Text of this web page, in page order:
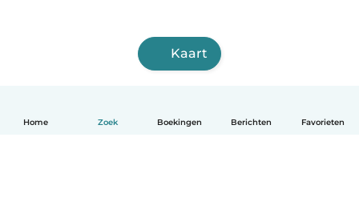
Home Zoek Boekingen Berichten Favorieten
Kaart